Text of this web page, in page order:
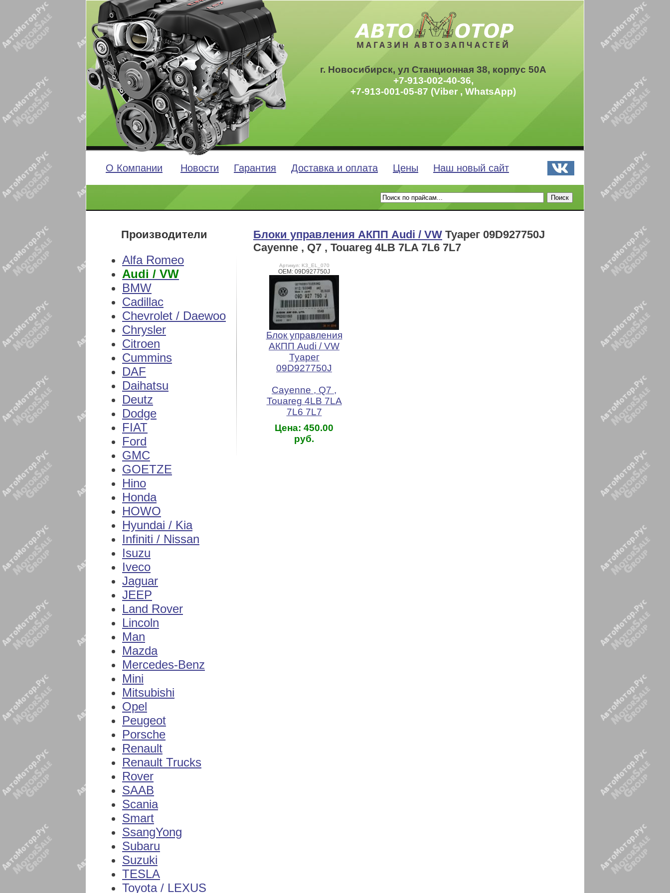
МАГАЗИН АВТОЗАПЧАСТЕЙ
г. Новосибирск, ул Станционная 38, корпус 50А
+7-913-002-40-36,
+7-913-001-05-87 (Viber , WhatsApp)
О Компании Новости Гарантия Доставка и оплата Цены Наш новый сайт
Производители
Alfa Romeo
Audi / VW
BMW
Cadillac
Chevrolet / Daewoo
Chrysler
Citroen
Cummins
DAF
Daihatsu
Deutz
Dodge
FIAT
Ford
GMC
GOETZE
Hino
Honda
HOWO
Hyundai / Kia
Infiniti / Nissan
Isuzu
Iveco
Jaguar
JEEP
Land Rover
Lincoln
Man
Mazda
Mercedes-Benz
Mini
Mitsubishi
Opel
Peugeot
Porsche
Renault
Renault Trucks
Rover
SAAB
Scania
Smart
SsangYong
Subaru
Suzuki
TESLA
Toyota / LEXUS
Блоки управления АКПП Audi / VW Туарег 09D927750J
Cayenne , Q7 , Touareg 4LB 7LA 7L6 7L7
Артикул: K3_EL_070
OEM: 09D927750J
Блок управления
АКПП Audi / VW
Туарег
09D927750J
Cayenne , Q7 ,
Touareg 4LB 7LA
7L6 7L7
Цена: 450.00
руб.